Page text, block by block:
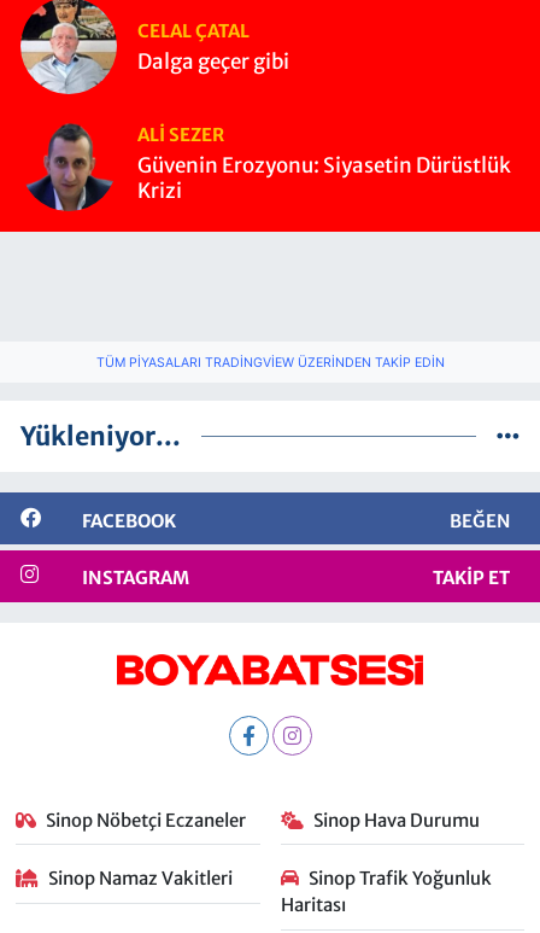
CELAL ÇATAL
Dalga geçer gibi
ALI SEZER
Güvenin Erozyonu: Siyasetin Dürüstlük
Krizi
TÜM PIYASALARI TRADINGVIEW ÜZERINDEN TAKIP EDIN
Yükleniyor...
FACEBOOK BEĞEN
INSTAGRAM TAKIP ET
Sinop Nöbetçi Eczaneler Sinop Hava Durumu
Sinop Namaz Vakitleri
Sinop Trafik Yoğunluk
Haritası